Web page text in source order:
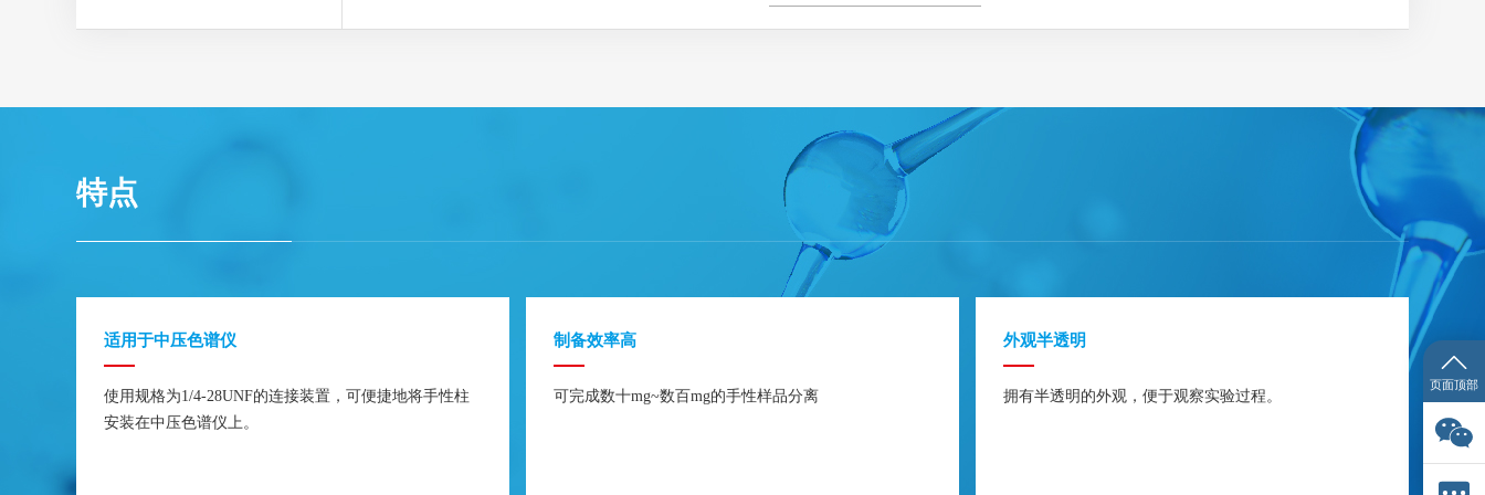
特点
适用于中压色谱仪
使用规格为1/4-28UNF的连接装置，可便捷地将手性柱
安装在中压色谱仪上。
制备效率高
可完成数十mg~数百mg的手性样品分离
外观半透明
拥有半透明的外观，便于观察实验过程。
页面顶部